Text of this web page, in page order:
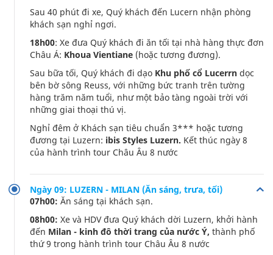
Sau 40 phút đi xe, Quý khách đến Lucern nhận phòng
khách sạn nghỉ ngơi.
18h00: Xe đưa Quý khách đi ăn tối tại nhà hàng thực đơn
Châu Á: Khoua Vientiane (hoặc tương đương).
Sau bữa tối, Quý khách đi dạo Khu phố cổ Lucerrn dọc
bên bờ sông Reuss, với những bức tranh trên tường
hàng trăm năm tuổi, như một bảo tàng ngoài trời với
những giai thoại thú vị.
Nghỉ đêm ở Khách sạn tiêu chuẩn 3*** hoặc tương
đương tại Luzern: ibis Styles Luzern. Kết thúc ngày 8
của hành trình tour Châu Âu 8 nước
Ngày 09: LUZERN - MILAN (Ăn sáng, trưa, tối)
07h00: Ăn sáng tại khách sạn.
08h00: Xe và HDV đưa Quý khách dời Luzern, khởi hành
đến Milan - kinh đô thời trang của nước Ý, thành phố
thứ 9 trong hành trình tour Châu Âu 8 nước